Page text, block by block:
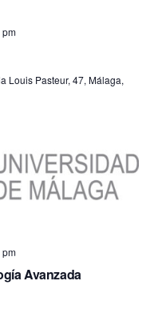
Louis Pasteur, 47, Málaga,
Avanzada